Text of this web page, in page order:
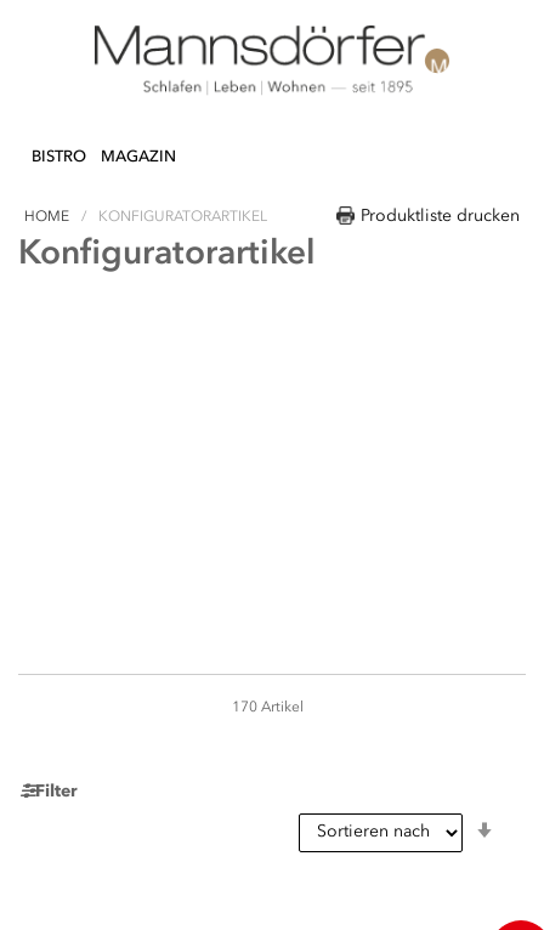
zum
BISTRO MAGAZIN
Produktliste drucken
HOME KONFIGURATORARTIKEL
Konfiguratorartikel
Filter
170Artikel